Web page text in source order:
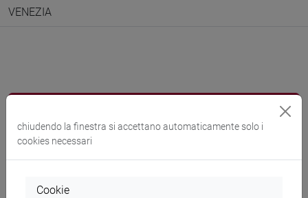
VENEZIA
Programma
Docenti
chiudendo la finestra si accettano automaticamente solo i
cookies necessari
Cookie